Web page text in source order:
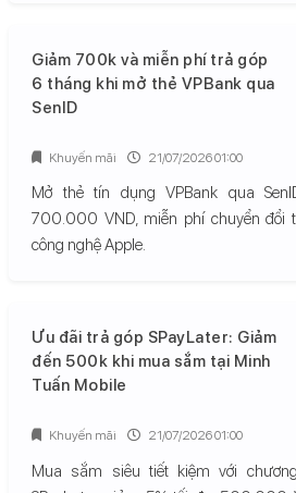
Giảm 700k và miễn phí trả góp
6 tháng khi mở thẻ VPBank qua
SenID
Mở thẻ tín dụng VPBank qua
700.000 VND, miễn phí chuyển đổi
công nghệ Apple.
Khuyến mãi 21/07/2026 01:00
Ưu đãi trả góp SPayLater: Giảm
đến 500k khi mua sắm tại Minh
Tuấn Mobile
Mua sắm siêu tiết kiệm với
Khuyến mãi 21/07/2026 01:00